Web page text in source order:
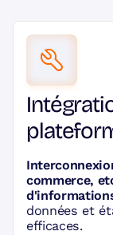
commerce,
données et
efficaces.